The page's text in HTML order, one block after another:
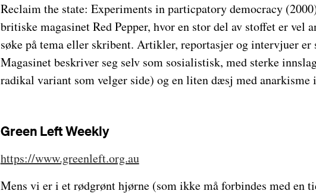
Reclaim the state: Experiments in particpatory democracy
britiske magasinet Red Pepper, hvor en stor del av stoffet er vel
søke på tema eller skribent. Artikler, reportasjer og intervjuer
Magasinet beskriver seg selv som sosialistisk, med sterke
radikal variant som velger side) og en liten dæsj med anarkisme
Green Left Weekly
https://www.greenleft.org.au
Mens vi er i et rødgrønt hjørne (som ikke må forbindes med en